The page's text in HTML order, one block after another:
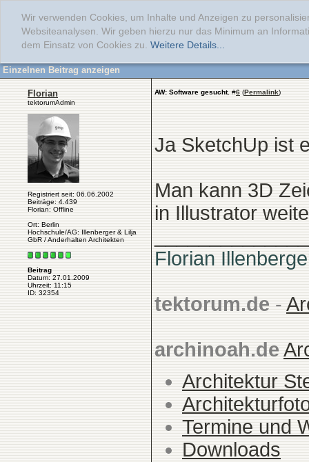
Wir verwenden Cookies, um Inhalte und Anzeigen zu
Websiteanalysen. Wir geben hierzu nur das Minimum an
dem Einsatz von Cookies zu. Weitere Details...
Einzelnen Beitrag anzeigen
Florian
tektorumAdmin
Registriert seit: 06.06.2002
Beiträge: 4.439
Florian: Offline
Ort: Berlin
Hochschule/AG: Illenberger & Lilja
GbR / Anderhalten Architekten
Beitrag
Datum: 27.01.2009
Uhrzeit: 11:15
ID: 32354
AW: Software gesucht. #6 (Permalink)
Ja SketchUp ist
Man kann 3D
in Illustrator
Florian
tektorum.de -
archinoah.de
Architektur
Termine und
Downloads